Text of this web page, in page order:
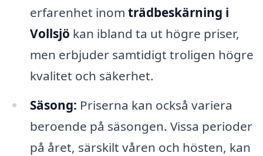
erfarenhet inom trädbeskärning i
Vollsjö kan ibland ta ut högre priser,
men erbjuder samtidigt troligen högre
kvalitet och säkerhet.
Säsong: Priserna kan också variera
beroende på säsongen. Vissa perioder
på året, särskilt våren och hösten, kan